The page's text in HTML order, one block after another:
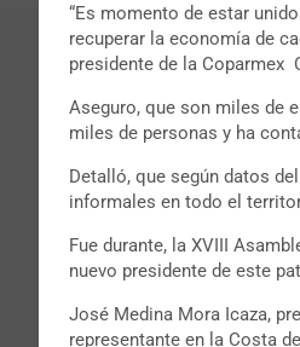
“Es momento de estar
recuperar la economía de
presidente de la Coparmex
Aseguro, que son miles de
miles de personas y ha
Detalló, que según datos
informales en todo el
Fue durante, la XVIII
nuevo presidente de este
José Medina Mora Icaza,
representante en la Costa